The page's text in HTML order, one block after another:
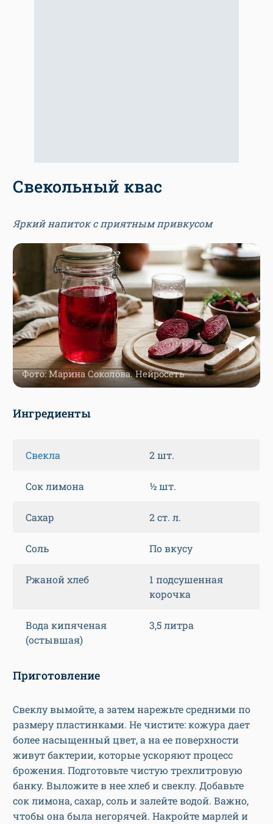
Свекольный квас
Яркий напиток с приятным привкусом
Фото: Марина Соколова. Нейросеть
Ингредиенты
Свекла 2 шт.
Сок лимона ½ шт.
Сахар 2 ст. л.
Соль По вкусу
Ржаной хлеб
1 подсушенная
корочка
Вода кипяченая
(остывшая)
3,5 литра
Приготовление
Свеклу вымойте, а затем нарежьте средними по
размеру пластинками. Не чистите: кожура дает
более насыщенный цвет, а на ее поверхности
живут бактерии, которые ускоряют процесс
брожения. Подготовьте чистую трехлитровую
банку. Выложите в нее хлеб и свеклу. Добавьте
сок лимона, сахар, соль и залейте водой. Важно,
чтобы она была негорячей. Накройте марлей и